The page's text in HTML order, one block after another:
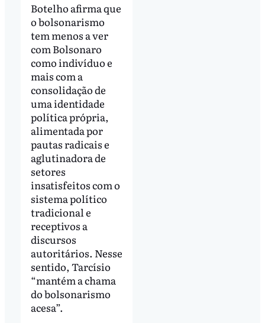
Botelho afirma que
o bolsonarismo
tem menos a ver
com Bolsonaro
como indivíduo e
mais com a
consolidação de
uma identidade
política própria,
alimentada por
pautas radicais e
aglutinadora de
setores
insatisfeitos com o
sistema político
tradicional e
receptivos a
discursos
autoritários. Nesse
sentido, Tarcísio
“mantém a chama
do bolsonarismo
acesa”.